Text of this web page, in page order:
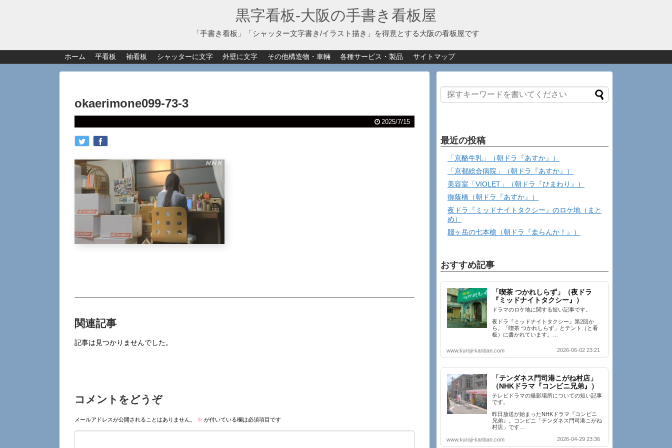
黒字看板‐大阪の手書き看板屋
「手書き看板」「シャッター文字書き/イラスト描き」を得意とする大阪の看板屋です
ホーム 平看板 袖看板 シャッターに文字 外壁に文字 その他構造物・車輛 各種サービス・製品 サイトマップ
okaerimone099-73-3
2025/7/15
関連記事
記事は見つかりませんでした。
コメントをどうぞ
メールアドレスが公開されることはありません。 ※ が付いている欄は必須項目です
最近の投稿
「京酪牛乳」（朝ドラ『あすか』）
「京都総合病院」（朝ドラ『あすか』）
美容室「VIOLET」（朝ドラ『ひまわり』）
御蔭橋（朝ドラ『あすか』）
夜ドラ『ミッドナイトタクシー』のロケ地（まと
め）
賤ヶ岳の七本槍（朝ドラ『走らんか！』）
おすすめ記事
「喫茶 つかれしらず」（夜ドラ
『ミッドナイトタクシー』）
ドラマのロケ地に関する短い記事です。
夜ドラ『ミッドナイトタクシー』第2回か
ら。「喫茶 つかれしらず」とテント（と看
板）に書かれています。…
www.kuroji-kanban.com 2026-06-02 23:21
「テンダネス門司港こがね村店」
（NHKドラマ『コンビニ兄弟』）
テレビドラマの撮影場所についての短い記事
です。
昨日放送が始まったNHKドラマ『コンビニ
兄弟』。コンビニ「テンダネス門司港こがね
村店」です…
www.kuroji-kanban.com 2026-04-29 23:36